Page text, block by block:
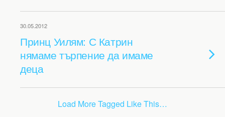
30.05.2012
Принц Уилям: С Катрин
нямаме търпение да имаме
деца
Load More Tagged Like This…